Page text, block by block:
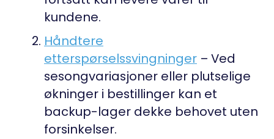
kundene.
Håndtere
etterspørselssvingninger– Ved
sesongvariasjoner eller plutselige
økninger i bestillinger kan et
backup-lager dekke behovet uten
forsinkelser.